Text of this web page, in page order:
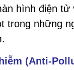
hình điện tử
trong những
(Anti-